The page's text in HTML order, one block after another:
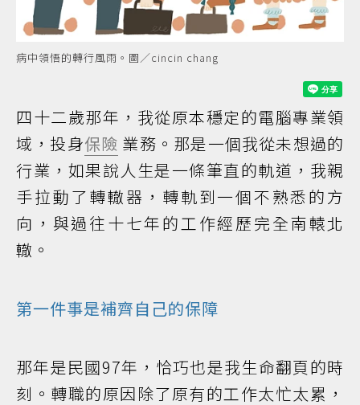
病中領悟的轉行風雨。圖／cincin chang
四十二歲那年，我從原本穩定的電腦專業領
域，投身保險 業務。那是一個我從未想過的
行業，如果說人生是一條筆直的軌道，我親
手拉動了轉轍器，轉軌到一個不熟悉的方
向，與過往十七年的工作經歷完全南轅北
轍。
第一件事是補齊自己的保障
那年是民國97年，恰巧也是我生命翻頁的時
刻。轉職的原因除了原有的工作太忙太累，